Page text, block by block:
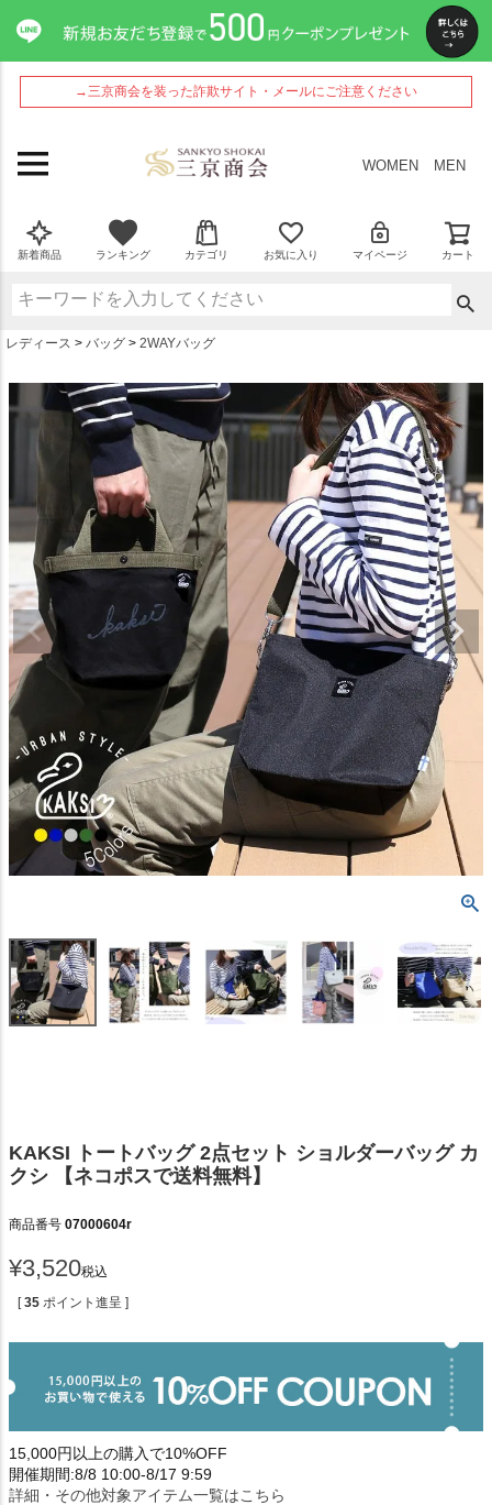
→三京商会を装った詐欺サイト・メールにご注意ください
WOMEN MEN
新着商品 ランキング カテゴリ お気に入り マイページ カート
レディース バッグ 2WAYバッグ
KAKSI トートバッグ 2点セット ショルダーバッグ カ
クシ 【ネコポスで送料無料】
商品番号 07000604r
¥3,520税込
[ 35 ポイント進呈 ]
15,000円以上の購入で10%OFF
開催期間:8/8 10:00-8/17 9:59
詳細・その他対象アイテム一覧はこちら
ペー
ジト
ップ
へ